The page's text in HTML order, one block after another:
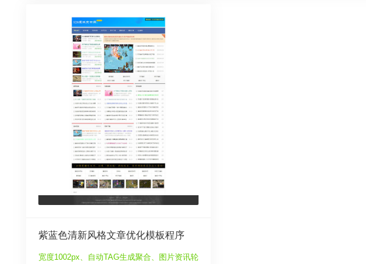
紫蓝色清新风格文章优化模板程序
宽度1002px、自动TAG生成聚合、图片资讯轮